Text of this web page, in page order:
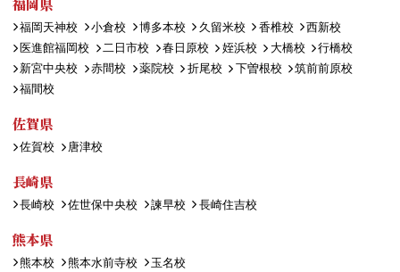
福岡県
福岡天神校 小倉校 博多本校 久留米校 香椎校
西新校
医進館福岡校
二日市校 春日原校 姪浜校 大橋校
行橋校
新宮中央校
赤間校 薬院校 折尾校 下曽根校
筑前前原校
福間校
佐賀県
佐賀校 唐津校
長崎県
長崎校 佐世保中央校 諫早校 長崎住吉校
熊本県
熊本校 熊本水前寺校 玉名校